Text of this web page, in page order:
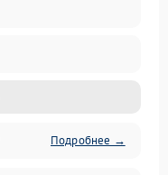
Подробнее →